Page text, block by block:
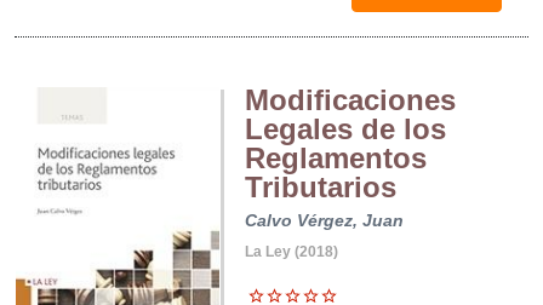
Modificaciones
Legales de los
Reglamentos
Tributarios
Calvo Vérgez, Juan
La Ley (2018)